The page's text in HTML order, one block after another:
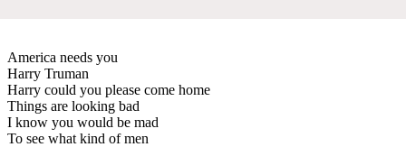
America needs you
Harry Truman
Harry could you please come home
Things are looking bad
I know you would be mad
To see what kind of men